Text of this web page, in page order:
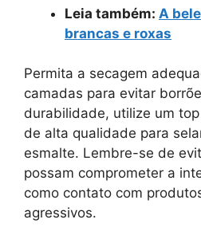
Leia também: A
brancas e roxas
Permita a secagem
camadas para evitar
durabilidade, utilize um
de alta qualidade para
esmalte. Lembre-se de
possam comprometer a
como contato com
agressivos.